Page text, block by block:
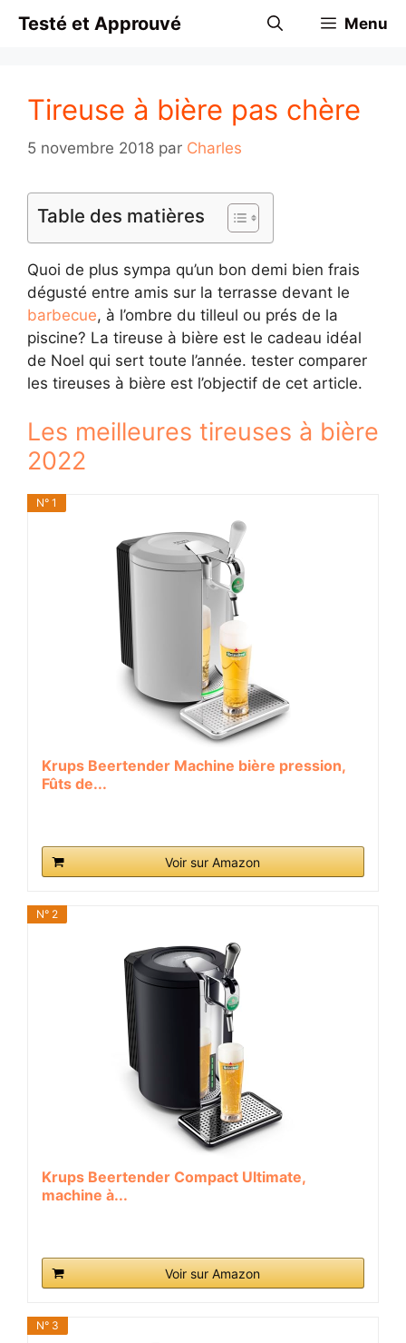
Testé et Approuvé Menu
Tireuse à bière pas chère
5 novembre 2018 par Charles
Table des matières
Quoi de plus sympa qu’un bon demi bien frais
dégusté entre amis sur la terrasse devant le
barbecue, à l’ombre du tilleul ou prés de la
piscine? La tireuse à bière est le cadeau idéal
de Noel qui sert toute l’année. tester comparer
les tireuses à bière est l’objectif de cet article.
Les meilleures tireuses à bière
2022
N° 1
Krups Beertender Machine bière pression,
Fûts de...
Voir sur Amazon
N° 2
Krups Beertender Compact Ultimate,
machine à...
Voir sur Amazon
N° 3